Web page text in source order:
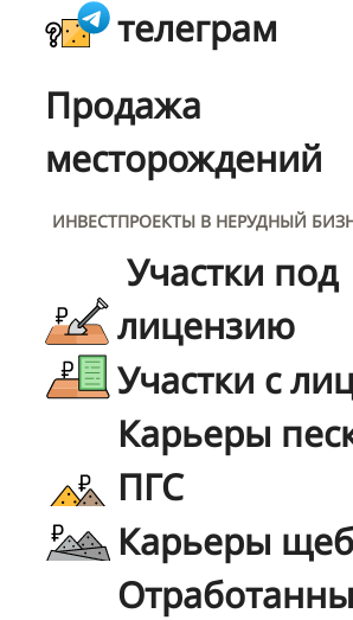
телеграм
Продажа
месторождений
ИНВЕСТПРОЕКТЫ В НЕРУДНЫЙ
Участки под
лицензию
Участки с
Карьеры
ПГС
Карьеры